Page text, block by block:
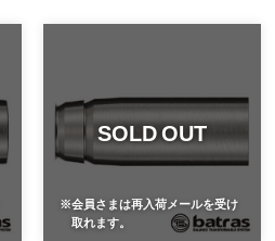
SOLD OUT
※会員さまは再入荷メールを受け
取れます。